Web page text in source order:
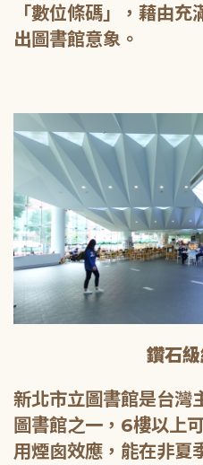
「數位條碼」，藉由
出圖書館意象。
鑽石
新北市立圖書館是台灣
圖書館之一，6樓以上
用煙囪效應，能在非夏